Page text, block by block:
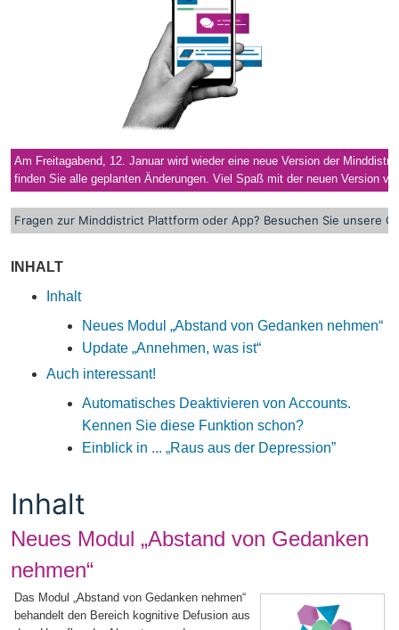
Am Freitagabend, 12. Januar wird wieder eine neue Version der
finden Sie alle geplanten Änderungen. Viel Spaß mit der neuen Version
Fragen zur Minddistrict Plattform oder App? Besuchen Sie unsere
INHALT
Inhalt
Neues Modul „Abstand von Gedanken nehmen“
Update „Annehmen, was ist“
Auch interessant!
Automatisches Deaktivieren von Accounts.
Kennen Sie diese Funktion schon?
Einblick in ... „Raus aus der Depression”
Inhalt
Neues Modul „Abstand von Gedanken
nehmen“
Das Modul „Abstand von Gedanken nehmen“
behandelt den Bereich kognitive Defusion aus